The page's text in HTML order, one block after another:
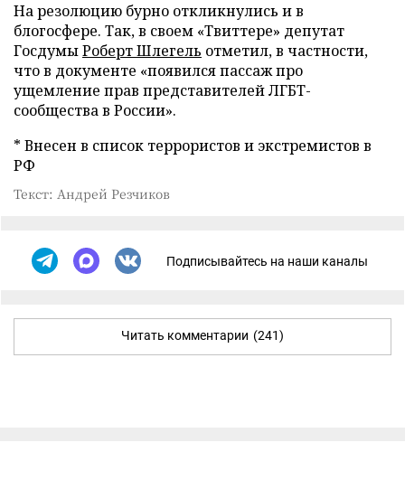
На резолюцию бурно откликнулись и в
блогосфере. Так, в своем «Твиттере» депутат
ГосдумыРоберт Шлегель отметил, в частности,
что в документе «появился пассаж про
ущемление прав представителей ЛГБТ-
сообщества в России».
* Внесен в список террористов и экстремистов в
РФ
Текст: Андрей Резчиков
Подписывайтесь на наши каналы
Читать комментарии (241)